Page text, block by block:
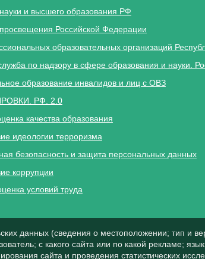
и высшего образования РФ
Российской Федерации
образовательных организаций
по надзору в сфере образования и науки.
образование инвалидов и лиц с ОВЗ
РФ. 2.0
качества образования
идеологии терроризма
безопасность и защита персональных данных
коррупции
условий труда
данных (сведения о местоположении; тип и
с какого сайта или по какой рекламе;
сайта и проведения статистических